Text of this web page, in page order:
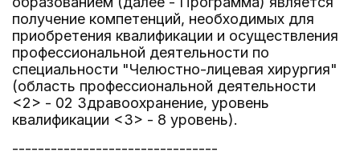
получение компетенций, необходимых для
приобретения квалификации и осуществления
профессиональной деятельности по
специальности "Челюстно-лицевая хирургия"
(область профессиональной деятельности
<2> - 02 Здравоохранение, уровень
квалификации <3> - 8 уровень).
--------------------------------